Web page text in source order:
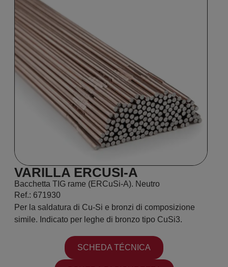
VARILLA ERCUSI-A
Bacchetta TIG rame (ERCuSi-A). Neutro
Ref.: 671930
Per la saldatura di Cu-Si e bronzi di composizione
simile. Indicato per leghe di bronzo tipo CuSi3.
SCHEDA TÉCNICA